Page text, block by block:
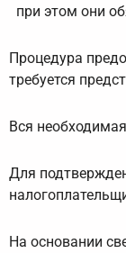
при этом они
Процедура
требуется
Вся
Для
На основании